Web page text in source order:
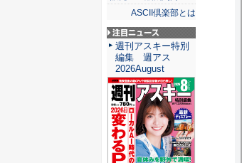
ASCII倶楽部とは
注目ニュース
週刊アスキー特別
編集 週アス
2026August